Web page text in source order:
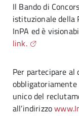
Il Bando di
istituzionale della
InPA ed è
link.
Per partecipare al
unico del
all’indirizzo